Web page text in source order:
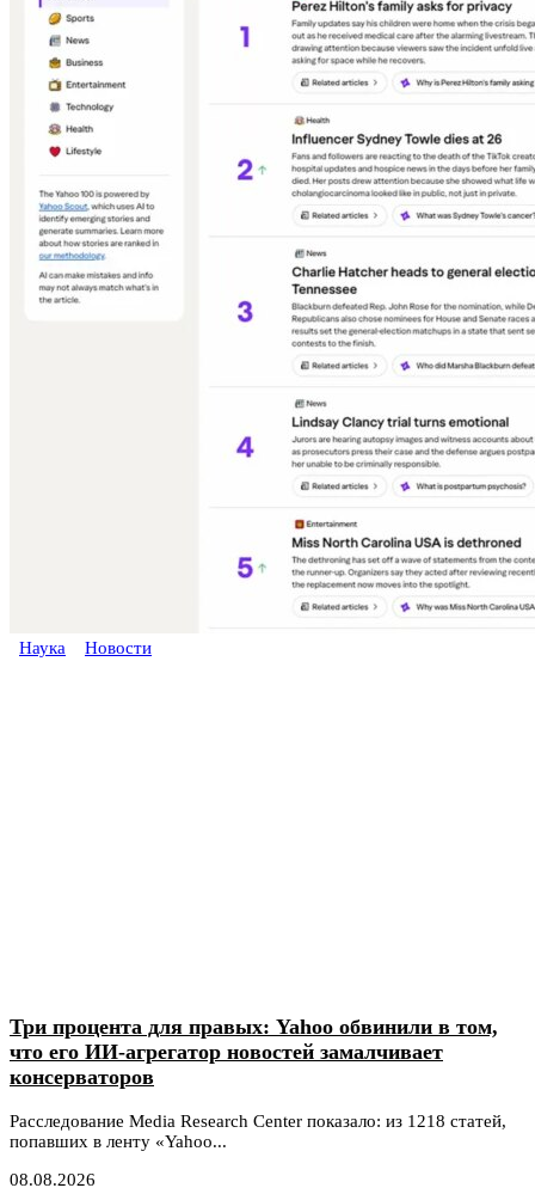
Наука Новости
Три процента для правых: Yahoo обвинили в том,
что его ИИ-агрегатор новостей замалчивает
консерваторов
Расследование Media Research Center показало: из 1218 статей,
попавших в ленту «Yahoo...
08.08.2026